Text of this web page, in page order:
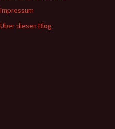
Impressum
Über diesen Blog